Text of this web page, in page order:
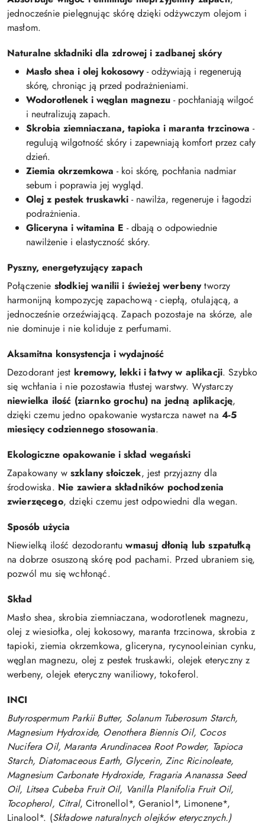
jednocześnie pielęgnując skórę dzięki odżywczym olejom i
masłom.
Naturalne składniki dla zdrowej i zadbanej skóry
Masło shea i olej kokosowy- odżywiają i regenerują
skórę, chroniąc ją przed podrażnieniami.
Wodorotlenek i węglan magnezu - pochłaniają wilgoć
i neutralizują zapach.
Skrobia ziemniaczana, tapioka i maranta trzcinowa -
regulują wilgotność skóry i zapewniają komfort przez cały
dzień.
Ziemia okrzemkowa - koi skórę, pochłania nadmiar
sebum i poprawia jej wygląd.
Olej z pestek truskawki - nawilża, regeneruje i łagodzi
podrażnienia.
Gliceryna i witamina E - dbają o odpowiednie
nawilżenie i elastyczność skóry.
Pyszny, energetyzujący zapach
Połączenie słodkiej wanilii i świeżej werbenytworzy
harmonijną kompozycję zapachową - ciepłą, otulającą, a
jednocześnie orzeźwiającą. Zapach pozostaje na skórze, ale
nie dominuje i nie koliduje z perfumami.
Aksamitna konsystencja i wydajność
Dezodorant jest kremowy, lekki i łatwy w aplikacji. Szybko
się wchłania i nie pozostawia tłustej warstwy. Wystarczy
niewielka ilość (ziarnko grochu) na jedną aplikację,
dzięki czemu jedno opakowanie wystarcza nawet na 4-5
miesięcy codziennego stosowania.
Ekologiczne opakowanie i skład wegański
Zapakowany wszklany słoiczek, jest przyjazny dla
środowiska. Nie zawiera składników pochodzenia
zwierzęcego, dzięki czemu jest odpowiedni dla wegan.
Sposób użycia
Niewielką ilość dezodorantuwmasuj dłonią lub szpatułką
na dobrze osuszoną skórę pod pachami. Przed ubraniem się,
pozwól mu się wchłonąć.
Skład
Masło shea, skrobia ziemniaczana, wodorotlenek magnezu,
olej z wiesiołka, olej kokosowy, maranta trzcinowa, skrobia z
tapioki, ziemia okrzemkowa, gliceryna, rycynooleinian cynku,
węglan magnezu, olej z pestek truskawki, olejek eteryczny z
werbeny, olejek eteryczny waniliowy, tokoferol.
INCI
Butyrospermum Parkii Butter, Solanum Tuberosum Starch,
Magnesium Hydroxide, Oenothera Biennis Oil, Cocos
Nucifera Oil, Maranta Arundinacea Root Powder, Tapioca
Starch, Diatomaceous Earth, Glycerin, Zinc Ricinoleate,
Magnesium Carbonate Hydroxide, Fragaria Ananassa Seed
Oil, Litsea Cubeba Fruit Oil, Vanilla Planifolia Fruit Oil,
Tocopherol, Citral, Citronellol*, Geraniol*, Limonene*,
Linalool*. (Składowe naturalnych olejków eterycznych.)